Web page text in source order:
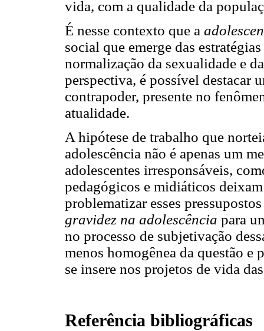
vida, com a qualidade da
É nesse contexto que a
social que emerge das
normalização da sexualidade e
perspectiva, é possível destacar
contrapoder, presente no
atualidade.
A hipótese de trabalho que
adolescência não é apenas um
adolescentes irresponsáveis,
pedagógicos e midiáticos
problematizar esses
gravidez na adolescência para
no processo de subjetivação
menos homogênea da questão e
se insere nos projetos de vida
Referência bibliográficas